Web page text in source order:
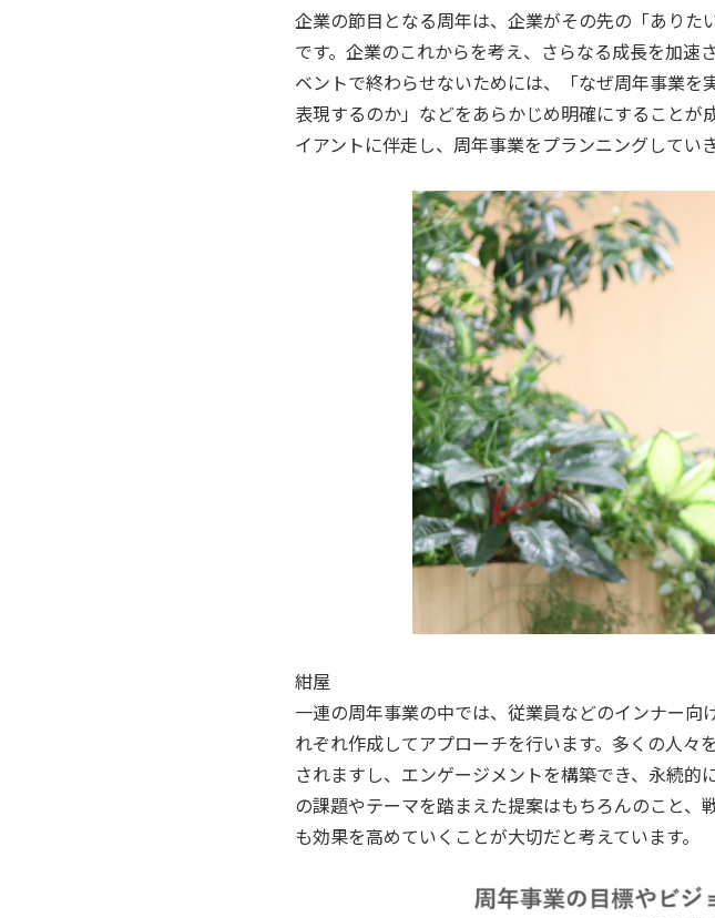
企業の節目となる周年は、企業がその先の「あり
です。企業のこれからを考え、さらなる成長を加速
ベントで終わらせないためには、「なぜ周年事業
表現するのか」などをあらかじめ明確にすること
イアントに伴走し、周年事業をプランニングしていき
紺屋
一連の周年事業の中では、従業員などのインナー
れぞれ作成してアプローチを行います。多くの人
されますし、エンゲージメントを構築でき、永続
の課題やテーマを踏まえた提案はもちろんのこと
も効果を高めていくことが大切だと考えています。